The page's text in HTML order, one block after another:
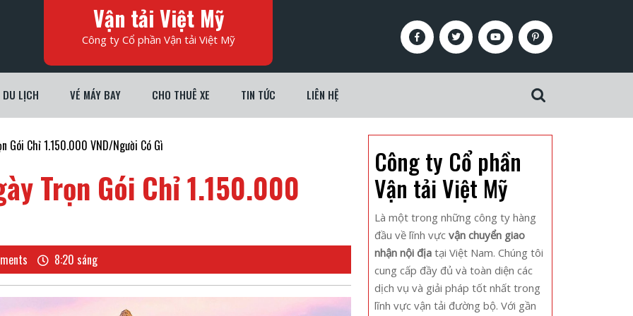
Vận tải Việt Mỹ
Công ty Cổ phần Vận tải Việt Mỹ
FacebookTwitter Youtube Pinterest
DU LỊCH VÉ MÁY BAY CHO THUÊ XE TIN TỨC LIÊN HỆ
Gói Chỉ 1.150.000 VND/Người Có Gì
Trọn Gói Chỉ 1.150.000
8:20 sáng
Công ty Cổ phần
Vận tải Việt Mỹ
Là một trong những công ty hàng
đầu về lĩnh vực vận chuyển giao
nhận nội địa tại Việt Nam. Chúng tôi
cung cấp đầy đủ và toàn diện các
dịch vụ và giải pháp tốt nhất trong
lĩnh vực vận tải đường bộ. Với gần